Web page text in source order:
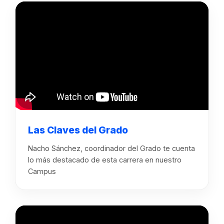
Las Claves del Grado
Nacho Sánchez, coordinador del Grado te cuenta
lo más destacado de esta carrera en nuestro
Campus